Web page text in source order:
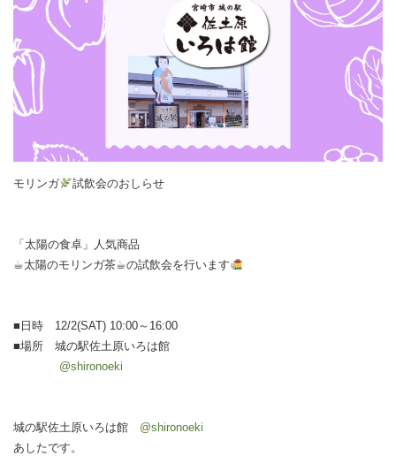
モリンガ 試飲会のおしらせ
「太陽の食卓」人気商品
☕︎太陽のモリンガ茶☕︎の試飲会を行います
■日時 12/2(SAT) 10:00～16:00
■場所 城の駅佐土原いろは館
@shironoeki
城の駅佐土原いろは館 @shironoeki
あしたです。